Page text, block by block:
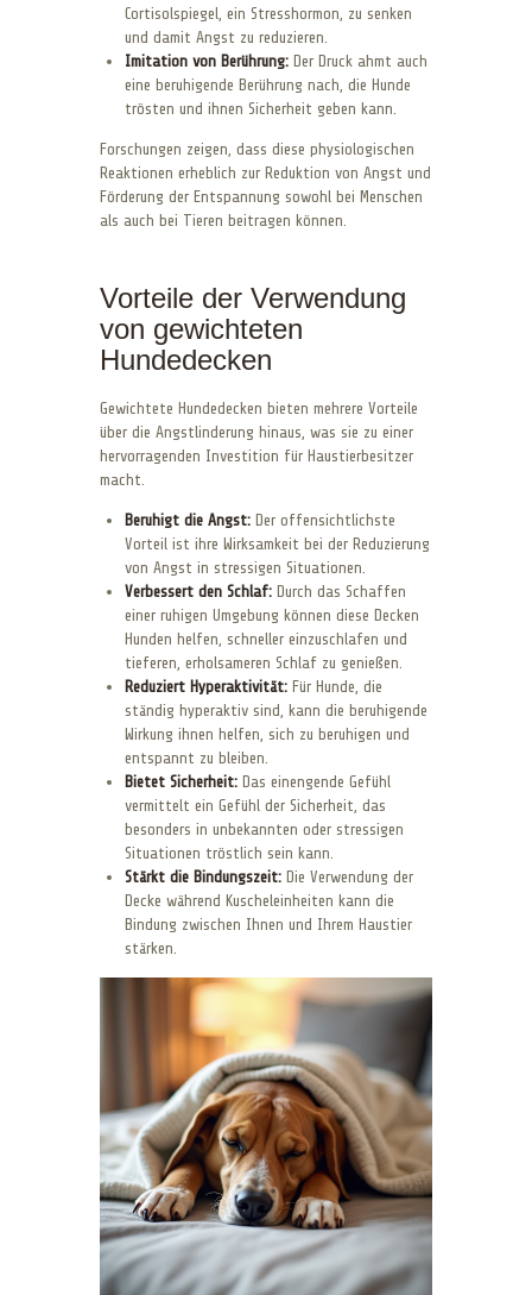
Cortisolspiegel, ein Stresshormon, zu senken
und damit Angst zu reduzieren.
Imitation von Berührung: Der Druck ahmt auch
eine beruhigende Berührung nach, die Hunde
trösten und ihnen Sicherheit geben kann.
Forschungen zeigen, dass diese physiologischen
Reaktionen erheblich zur Reduktion von Angst und
Förderung der Entspannung sowohl bei Menschen
als auch bei Tieren beitragen können.
Vorteile der Verwendung
von gewichteten
Hundedecken
Gewichtete Hundedecken bieten mehrere Vorteile
über die Angstlinderung hinaus, was sie zu einer
hervorragenden Investition für Haustierbesitzer
macht.
Beruhigt die Angst: Der offensichtlichste
Vorteil ist ihre Wirksamkeit bei der Reduzierung
von Angst in stressigen Situationen.
Verbessert den Schlaf: Durch das Schaffen
einer ruhigen Umgebung können diese Decken
Hunden helfen, schneller einzuschlafen und
tieferen, erholsameren Schlaf zu genießen.
Reduziert Hyperaktivität: Für Hunde, die
ständig hyperaktiv sind, kann die beruhigende
Wirkung ihnen helfen, sich zu beruhigen und
entspannt zu bleiben.
Bietet Sicherheit: Das einengende Gefühl
vermittelt ein Gefühl der Sicherheit, das
besonders in unbekannten oder stressigen
Situationen tröstlich sein kann.
Stärkt die Bindungszeit: Die Verwendung der
Decke während Kuscheleinheiten kann die
Bindung zwischen Ihnen und Ihrem Haustier
stärken.